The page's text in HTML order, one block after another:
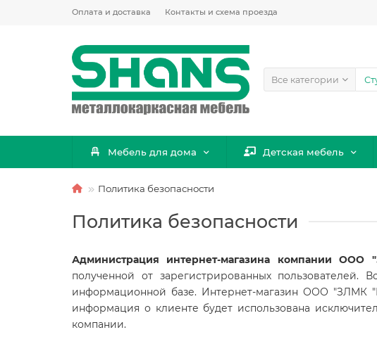
Оплата и доставка Контакты и схема проезда
Все категории
Мебель для дома Детская мебель
Политика безопасности
Политика безопасности
Администрация интернет-магазина компании
полученной от зарегистрированных
информационной базе. Интернет-магазин ООО "ЗЛМК
информация о клиенте будет использована
компании.